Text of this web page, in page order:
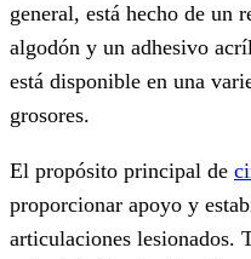
general, está hecho de un
algodón y un adhesivo
está disponible en una
grosores.
El propósito principal de
proporcionar apoyo y
articulaciones lesionados.